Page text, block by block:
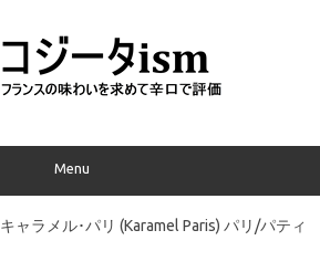
Menu
キャラメル･パリ (Karamel Paris) パリ/パティ